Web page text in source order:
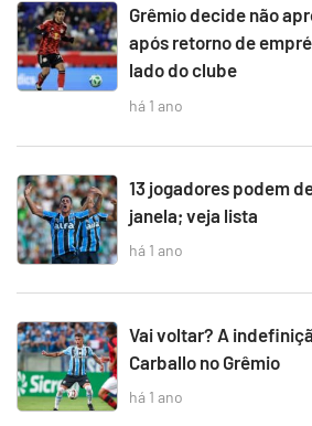
Grêmio decide não
após retorno de
lado do clube
há 1 ano
13 jogadores podem
janela; veja lista
há 1 ano
Vai voltar? A
Carballo no Grêmio
há 1 ano